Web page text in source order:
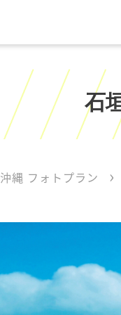
石
沖縄 フォトプラン